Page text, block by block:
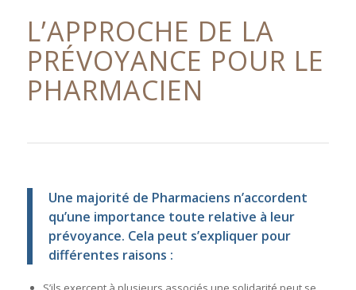
L’APPROCHE DE LA
PRÉVOYANCE POUR LE
PHARMACIEN
Une majorité de Pharmaciens n’accordent
qu’une importance toute relative à leur
prévoyance. Cela peut s’expliquer pour
différentes raisons :